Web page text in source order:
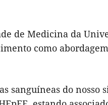
de Medicina da
como
sanguíneas do nosso